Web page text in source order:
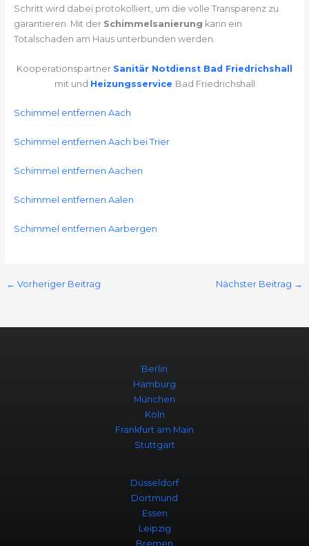
Schritt wird dabei protokolliert, um die volle Transparenz zu
garantieren. Mit der Schimmelsanierung kann ein
Totalschaden am Haus unterbunden werden.
Kooperationspartner Sanitär Notdienst Bad Friedrichshall
mit und Heizungsservice Bad Friedrichshall
Schimmel entfernen Aach
Schimmel entfernen Aach bei Trier
Schimmel entfernen Aachen
Schimmel entfernen Aalen
Schimmel entfernen Aarbergen
← Vorheriger Beitrag Nächster Beitrag →
Berlin
Hamburg
München
Köln
Frankfurt am Main
Stuttgart
Düsseldorf
Dortmund
Essen
Leipzig
Bremen